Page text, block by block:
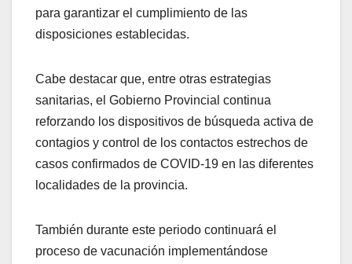
para garantizar el cumplimiento de las
disposiciones establecidas.
Cabe destacar que, entre otras estrategias
sanitarias, el Gobierno Provincial continua
reforzando los dispositivos de búsqueda activa de
contagios y control de los contactos estrechos de
casos confirmados de COVID-19 en las diferentes
localidades de la provincia.
También durante este periodo continuará el
proceso de vacunación implementándose